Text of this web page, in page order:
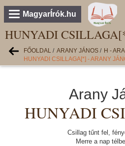
MagyarÍrók.hu
HUNYADI
FŐOLDAL / ARANY JÁNOS / H -
HUNYADI CSILLAGA[*] - ARANY
Arany
HUNYADI
Csillag tűnt fel,
Merre a nap